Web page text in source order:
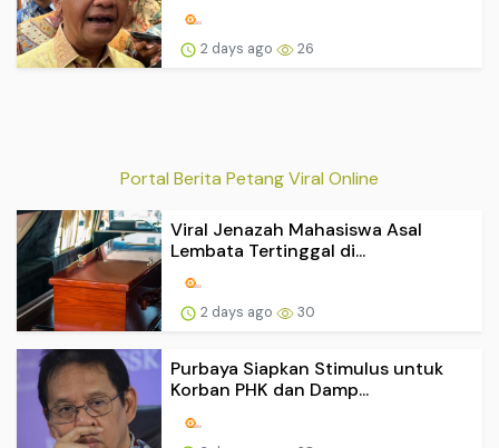
2 days ago 26
Portal Berita Petang Viral Online
Viral Jenazah Mahasiswa Asal
Lembata Tertinggal di...
2 days ago 30
Purbaya Siapkan Stimulus untuk
Korban PHK dan Damp...